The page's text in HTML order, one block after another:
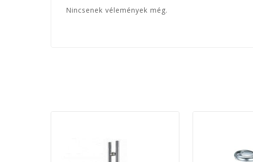
Nincsenek vélemények még.